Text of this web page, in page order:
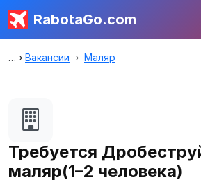
RabotaGo.com
Вакансии Маляр
Требуется
маляр(1–2 человека)